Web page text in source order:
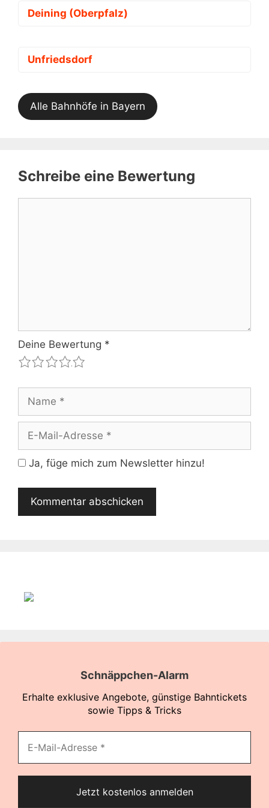
Deining (Oberpfalz)
Unfriedsdorf
Alle Bahnhöfe in Bayern
Schreibe eine Bewertung
Deine Bewertung *
4
3
2
1
Mail-
Adresse
Ja, füge mich zum Newsletter hinzu!
Schnäppchen-Alarm
Erhalte exklusive Angebote, günstige Bahntickets
sowie Tipps & Tricks